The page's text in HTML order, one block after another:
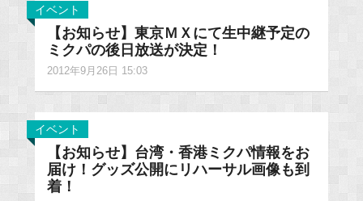
イベント
【お知らせ】東京ＭＸにて生中継予定の
ミクパの後日放送が決定！
2012年9月26日 15:03
イベント
【お知らせ】台湾・香港ミクパ情報をお
届け！グッズ公開にリハーサル画像も到
着！